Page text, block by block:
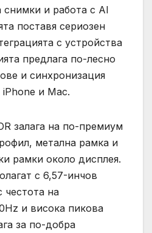
снимки и работа с AI
поставя сериозен
с устройства
предлага по-лесно
и синхронизация
и Mac.
залага на по-премиум
метална рамка и
рамки около дисплея.
с 6,57-инчов
честота на
и висока пикова
за по-добра